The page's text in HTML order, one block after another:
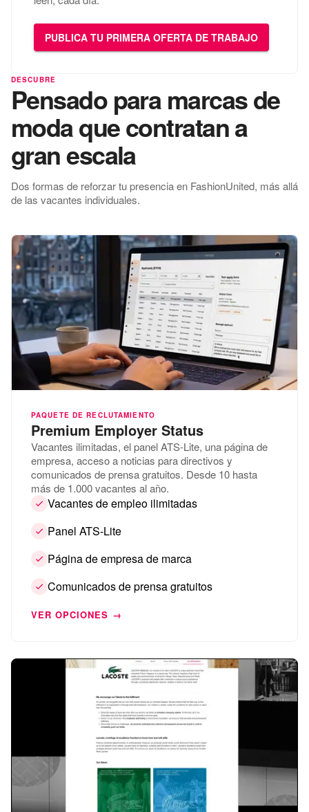
PUBLICA TU PRIMERA OFERTA DE TRABAJO
DESCUBRE
Pensado para marcas de
moda que contratan a
gran escala
Dos formas de reforzar tu presencia en FashionUnited, más allá
de las vacantes individuales.
PAQUETE DE RECLUTAMIENTO
Premium Employer Status
Vacantes ilimitadas, el panel ATS-Lite, una página de
empresa, acceso a noticias para directivos y
comunicados de prensa gratuitos. Desde 10 hasta
más de 1.000 vacantes al año.
Vacantes de empleo ilimitadas
Panel ATS-Lite
Página de empresa de marca
Comunicados de prensa gratuitos
VER OPCIONES →